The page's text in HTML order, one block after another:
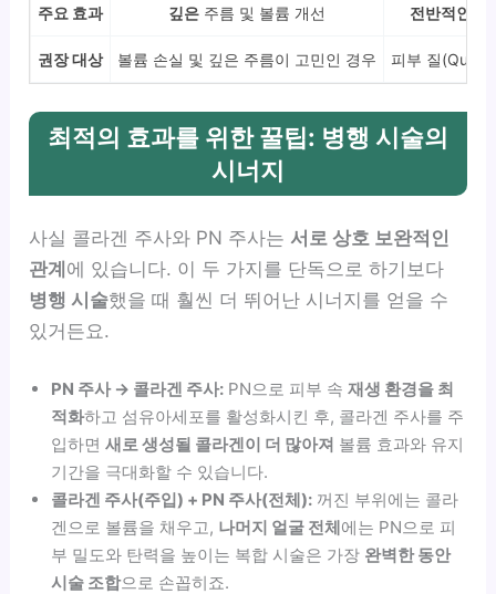
주요 효과 깊은 주름 및 볼륨 개선 전반적인
권장 대상 볼륨 손실 및 깊은 주름이 고민인 경우 피부 질
최적의 효과를 위한 꿀팁: 병행 시술의
시너지
사실 콜라겐 주사와 PN 주사는 서로 상호 보완적인
관계 에 있습니다. 이 두 가지를 단독으로 하기보다
병행 시술했을 때 훨씬 더 뛰어난 시너지를 얻을 수
있거든요.
PN 주사 → 콜라겐 주사: PN으로 피부 속재생 환경을 최
적화하고 섬유아세포를 활성화시킨 후, 콜라겐 주사를 주
입하면새로 생성될 콜라겐이 더 많아져 볼륨 효과와 유지
기간을 극대화할 수 있습니다.
콜라겐 주사(주입) + PN 주사(전체): 꺼진 부위에는 콜라
겐으로 볼륨을 채우고, 나머지 얼굴 전체에는 PN으로 피
부 밀도와 탄력을 높이는 복합 시술은 가장 완벽한 동안
시술 조합으로 손꼽히죠.